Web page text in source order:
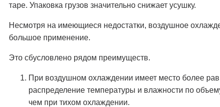
таре. Упаковка грузов значительно снижает усушку.
Несмотря на имеющиеся недостатки, воздушное
большое применение.
Это сбусловлено рядом преимуществ.
При воздушном охлаждении имеет место более
распределение температуры и влажности по
чем при тихом охлаждении.